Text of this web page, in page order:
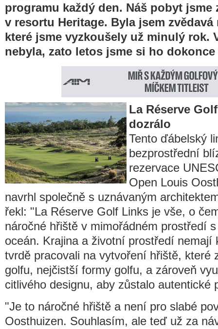
programu každý den. Náš pobyt jsme
v resortu Heritage. Byla jsem
které jsme vyzkoušely už minulý rok.
nebyla, zato letos jsme si ho
La Réserve
dozrálo
Tento ďábelský
bezprostřední
rezervace
Open Louis
navrhl společně s uznávaným
řekl: "La Réserve Golf Links je vše, o
náročné hřiště v mimořádném prostředí
oceán. Krajina a životní prostředí nemají
tvrdě pracovali na vytvoření hřiště, které
golfu, nejčistší formy golfu, a zároveň
citlivého designu, aby zůstalo autentické
"Je to náročné hřiště a není pro slabé
Oosthuizen. Souhlasím, ale teď už za